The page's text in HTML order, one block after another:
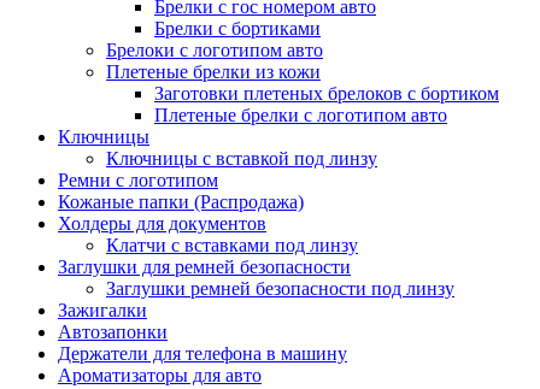
Брелки с гос номером авто
Брелки с бортиками
Брелоки с логотипом авто
Плетеные брелки из кожи
Заготовки плетеных брелоков с бортиком
Плетеные брелки с логотипом авто
Ключницы
Ключницы с вставкой под линзу
Ремни с логотипом
Кожаные папки (Распродажа)
Холдеры для документов
Клатчи с вставками под линзу
Заглушки для ремней безопасности
Заглушки ремней безопасности под линзу
Зажигалки
Автозапонки
Держатели для телефона в машину
Ароматизаторы для авто